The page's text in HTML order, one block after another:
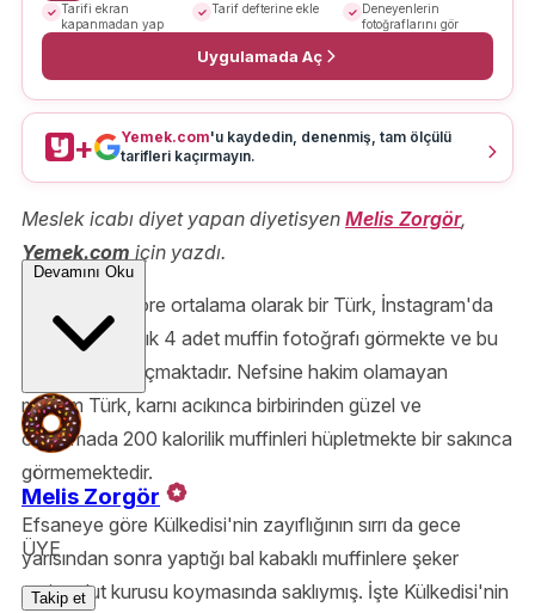
Tarifi ekran
kapanmadan yap
Tarif defterine ekle
Deneyenlerin
fotoğraflarını gör
Uygulamada Aç
+ Yemek.com'u kaydedin, denenmiş, tam ölçülü
tarifleri kaçırmayın.
Meslek icabı diyet yapan diyetisyen Melis Zorgör,
Yemek.com için yazdı.
İstatistiklere göre ortalama olarak bir Türk, İnstagram'da
her gün yaklaşık 4 adet muffin fotoğrafı görmekte ve bu
onun iştahını açmaktadır. Nefsine hakim olamayan
masum Türk, karnı acıkınca birbirinden güzel ve
ortalamada 200 kalorilik muffinleri hüpletmekte bir sakınca
görmemektedir.
Efsaneye göre Külkedisi'nin zayıflığının sırrı da gece
yarısından sonra yaptığı bal kabaklı muffinlere şeker
yerine dut kurusu koymasında saklıymış. İşte Külkedisi'nin
Devamını Oku
Melis Zorgör
ÜYE
Takip et